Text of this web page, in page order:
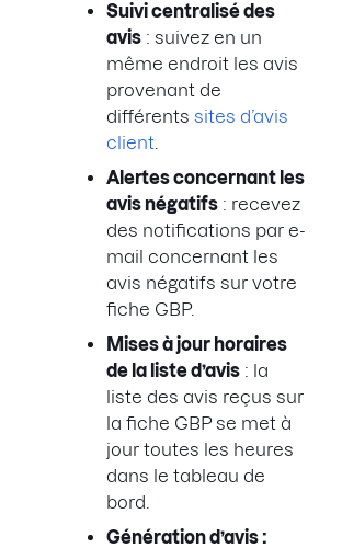
Suivi centralisé des
avis : suivez en un
même endroit les avis
provenant de
différents sites d’avis
client
Alertes concernant les
avis négatifs : recevez
des notifications par e-
mail concernant les
avis négatifs sur votre
fiche GBP.
Mises à jour horaires
de la liste d’avis : la
liste des avis reçus sur
la fiche GBP se met à
jour toutes les heures
dans le tableau de
bord.
Génération d’avis :